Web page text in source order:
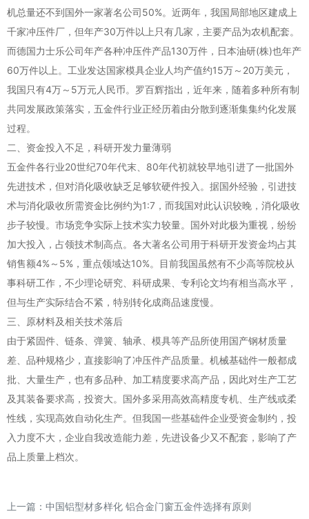
机总量还不到国外一家著名公司50%。近两年，我国局部地区建成上
千家冲压件厂，但年产30万件以上只有几家，主要产品为农机配套。
而德国力士乐公司年产各种冲压件产品130万件，日本油研(株)也年产
60万件以上。工业发达国家模具企业人均产值约15万～20万美元，
我国只有4万～5万元人民币。罗百辉指出，近年来，随着多种所有制
共同发展政策落实，五金件行业正经历着由分散到逐渐集集约化发展
过程。
二、资金投入不足，科研开发力量薄弱
五金件各行业20世纪70年代末、80年代初就较早地引进了一批国外
先进技术，但对消化吸收缺乏足够软硬件投入。据国外经验，引进技
术与消化吸收所需资金比例约为1:7，而我国对此认识较晚，消化吸收
步子较慢。市场竞争实际上技术实力较量。国外对此极为重视，纷纷
加大投入，占领技术制高点。各大著名公司用于科研开发资金均占其
销售额4%～5%，重点领域达10%。目前我国虽然有不少高等院校从
事科研工作，不少理论研究、科研成果、专利论文均有相当高水平，
但与生产实际结合不紧，特别转化成商品速度慢。
三、原材料及相关技术落后
由于紧固件、链条、弹簧、轴承、模具等产品所使用国产钢材质量
差、品种规格少，直接影响了冲压件产品质量。机械基础件一般都成
批、大量生产，也有多品种、加工精度要求高产品，因此对生产工艺
及其装备要求高，投资大。国外多采用高效高精度专机、生产线或柔
性线，实现高效自动化生产。但我国一些基础件企业受资金制约，投
入力度不大，企业自我改造能力差，先进设备少又不配套，影响了产
品上质量上档次。
上一篇： 中国铝型材多样化 铝合金门窗五金件选择有原则